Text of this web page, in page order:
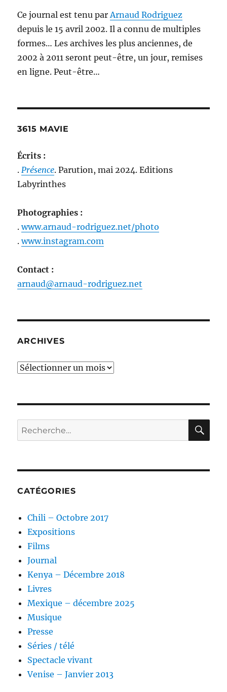
Ce journal est tenu parArnaud Rodriguez
depuis le 15 avril 2002. Il a connu de multiples
formes… Les archives les plus anciennes, de
2002 à 2011 seront peut-être, un jour, remises
en ligne. Peut-être…
3615 MAVIE
Écrits :
.Présence. Parution, mai 2024. Editions
Labyrinthes
Photographies :
.www.arnaud-rodriguez.net/photo
.www.instagram.com
Contact :
arnaud@arnaud-rodriguez.net
ARCHIVES
Archives
Recherche
pour :
CATÉGORIES
Chili – Octobre 2017
Expositions
Films
Journal
Kenya – Décembre 2018
Livres
Mexique – décembre 2025
Musique
Presse
Séries / télé
Spectacle vivant
Venise – Janvier 2013